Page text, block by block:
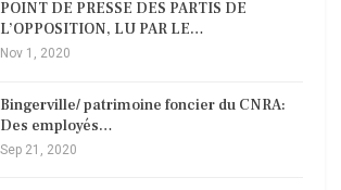
POINT DE PRESSE DES PARTIS DE
L’OPPOSITION, LU PAR LE…
Nov 1, 2020
Bingerville/ patrimoine foncier du CNRA:
Des employés…
Sep 21, 2020